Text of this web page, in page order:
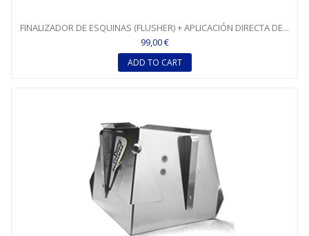
FINALIZADOR DE ESQUINAS (FLUSHER) + APLICACIÓN DIRECTA DE...
99,00 €
ADD TO CART